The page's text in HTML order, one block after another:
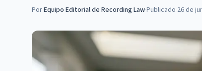
PorEquipo Editorial de Recording Law·Publicado 26 de